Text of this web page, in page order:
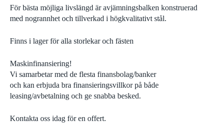
För bästa möjliga livslängd är avjämningsbalken konstruerad
med nogrannhet och tillverkad i högkvalitativt stål.
Finns i lager för alla storlekar och fästen
Maskinfinansiering!
Vi samarbetar med de flesta finansbolag/banker
och kan erbjuda bra finansieringsvillkor på både
leasing/avbetalning och ge snabba besked.
Kontakta oss idag för en offert.